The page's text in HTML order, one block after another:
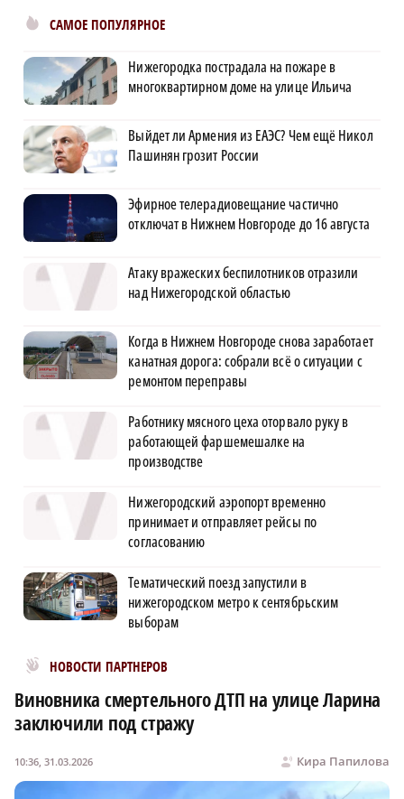
САМОЕ ПОПУЛЯРНОЕ
Нижегородка пострадала на пожаре в
многоквартирном доме на улице Ильича
Выйдет ли Армения из ЕАЭС? Чем ещё Никол
Пашинян грозит России
Эфирное телерадиовещание частично
отключат в Нижнем Новгороде до 16 августа
Атаку вражеских беспилотников отразили
над Нижегородской областью
Когда в Нижнем Новгороде снова заработает
канатная дорога: собрали всё о ситуации с
ремонтом переправы
Работнику мясного цеха оторвало руку в
работающей фаршемешалке на
производстве
Нижегородский аэропорт временно
принимает и отправляет рейсы по
согласованию
Тематический поезд запустили в
нижегородском метро к сентябрьским
выборам
НОВОСТИ ПАРТНЕРОВ
Новости МирТесен
Виновника смертельного ДТП на улице Ларина
заключили под стражу
Кира Папилова
10:36, 31.03.2026